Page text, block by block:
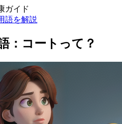
ガイド
語を解説
：コートって？